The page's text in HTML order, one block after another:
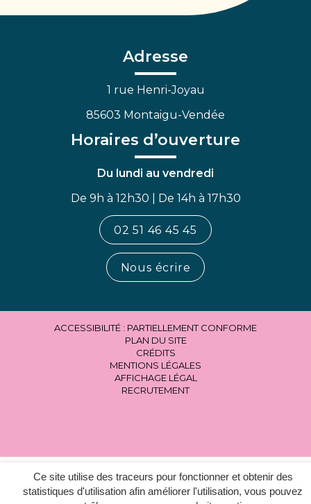
Ce site utilise des traceurs pour fonctionner et obtenir des
statistiques d'utilisation afin améliorer l'utilisation, vous pouvez
Facebook
Adresse
1 rue Henri-Joyau
85603 Montaigu-Vendée
Horaires d’ouverture
Du lundi au vendredi
De 9h à 12h30 | De 14h à 17h30
02 51 46 45 45
Nous écrire
ACCESSIBILITÉ : PARTIELLEMENT CONFORME
PLAN DU SITE
CRÉDITS
MENTIONS LÉGALES
AFFICHAGE LÉGAL
RECRUTEMENT